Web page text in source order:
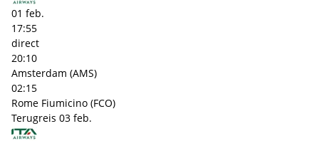
01 feb.
17:55
direct
20:10
Amsterdam (AMS)
02:15
Rome Fiumicino (FCO)
Terugreis 03 feb.